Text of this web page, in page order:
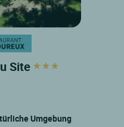
Site
Umgebung